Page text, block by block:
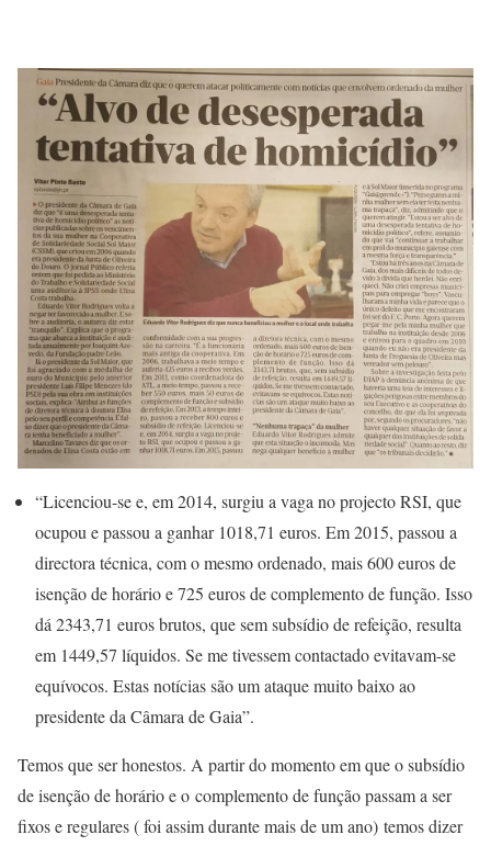
“Licenciou-se e, em 2014, surgiu a vaga no projecto RSI, que
ocupou e passou a ganhar 1018,71 euros. Em 2015, passou a
directora técnica, com o mesmo ordenado, mais 600 euros de
isenção de horário e 725 euros de complemento de função. Isso
dá 2343,71 euros brutos, que sem subsídio de refeição, resulta
em 1449,57 líquidos. Se me tivessem contactado evitavam-se
equívocos. Estas notícias são um ataque muito baixo ao
presidente da Câmara de Gaia”.
Temos que ser honestos. A partir do momento em que o subsídio
de isenção de horário e o complemento de função passam a ser
fixos e regulares ( foi assim durante mais de um ano) temos dizer